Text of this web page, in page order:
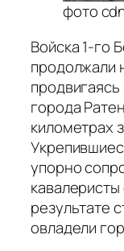
фото
Войска 1-го
продолжали
города
километрах
упорно
результате
овладели